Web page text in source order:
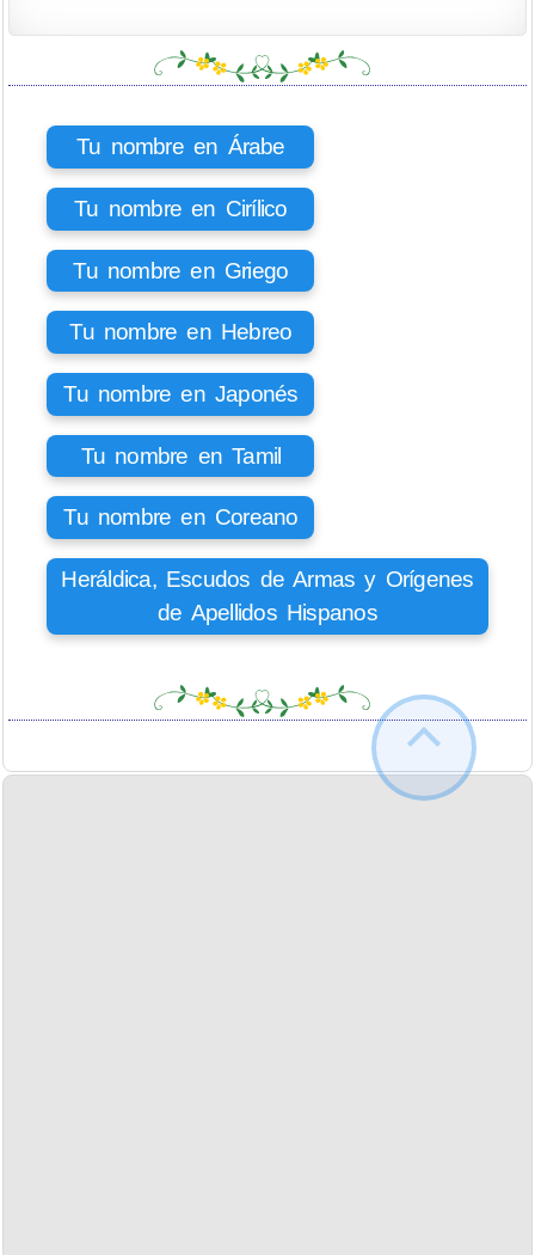
Tu nombre en Árabe
Tu nombre en Cirílico
Tu nombre en Griego
Tu nombre en Hebreo
Tu nombre en Japonés
Tu nombre en Tamil
Tu nombre en Coreano
Heráldica, Escudos de Armas y Orígenes
de Apellidos Hispanos